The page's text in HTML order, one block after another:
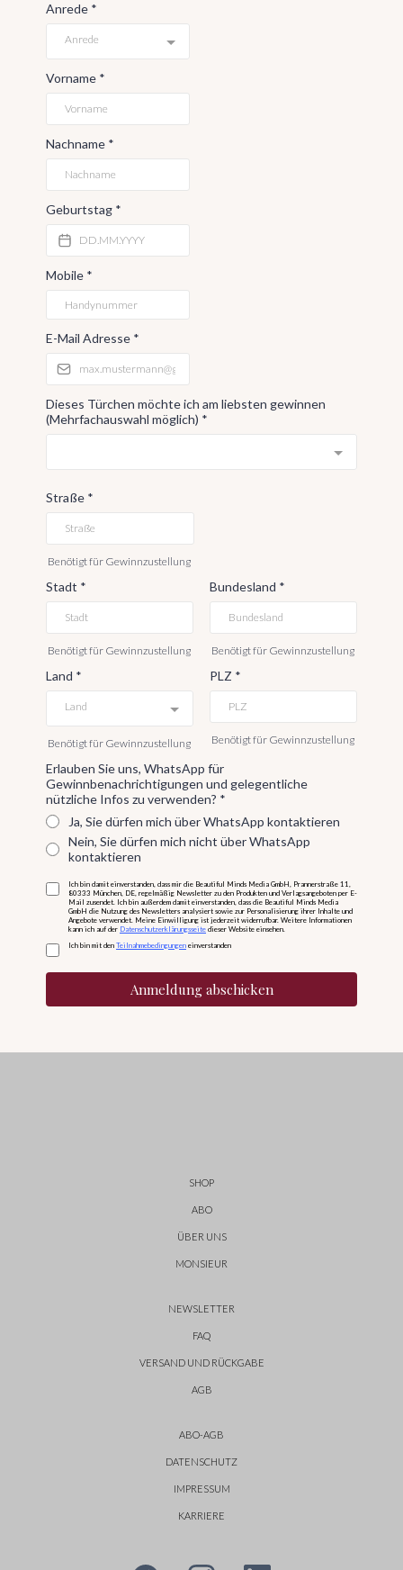
Anrede *
Anrede
Vorname *
Nachname *
Geburtstag *
Mobile *
E-Mail Adresse *
Dieses Türchen möchte ich am liebsten gewinnen
(Mehrfachauswahl möglich) *
Straße *
Benötigt für Gewinnzustellung
Stadt *
Benötigt für Gewinnzustellung
Bundesland *
Benötigt für Gewinnzustellung
Land *
Land
Benötigt für Gewinnzustellung
PLZ *
Benötigt für Gewinnzustellung
Erlauben Sie uns, WhatsApp für
Gewinnbenachrichtigungen und gelegentliche
nützliche Infos zu verwenden? *
Ja, Sie dürfen mich über WhatsApp kontaktieren
Nein, Sie dürfen mich nicht über WhatsApp
kontaktieren
Ich bin damit einverstanden, dass mir die Beautiful Minds Media GmbH, Prannerstraße 11,
80333 München, DE, regelmäßig Newsletter zu den Produkten und Verlagsangeboten per E-
Mail zusendet. Ich bin außerdem damit einverstanden, dass die Beautiful Minds Media
GmbH die Nutzung des Newsletters analysiert sowie zur Personalisierung ihrer Inhalte und
Angebote verwendet. Meine Einwilligung ist jederzeit widerrufbar. Weitere Informationen
kann ich auf der Datenschutzerklärungsseite dieser Website einsehen.
Ich bin mit den Teilnahmebedingungen einverstanden
Anmeldung abschicken
SHOP
ABO
ÜBER UNS
MONSIEUR
NEWSLETTER
FAQ
VERSAND UND RÜCKGABE
AGB
ABO-AGB
DATENSCHUTZ
IMPRESSUM
KARRIERE